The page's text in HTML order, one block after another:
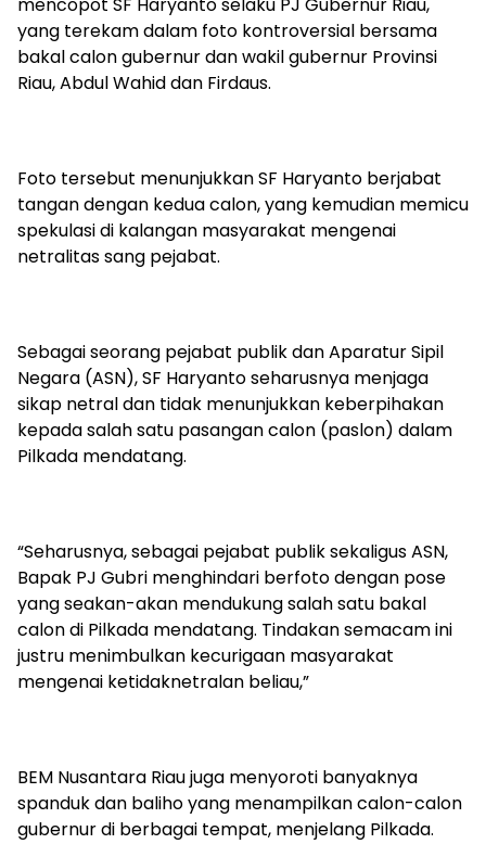
mencopot SF Haryanto selaku PJ Gubernur Riau,
yang terekam dalam foto kontroversial bersama
bakal calon gubernur dan wakil gubernur Provinsi
Riau, Abdul Wahid dan Firdaus.
Foto tersebut menunjukkan SF Haryanto berjabat
tangan dengan kedua calon, yang kemudian memicu
spekulasi di kalangan masyarakat mengenai
netralitas sang pejabat.
Sebagai seorang pejabat publik dan Aparatur Sipil
Negara (ASN), SF Haryanto seharusnya menjaga
sikap netral dan tidak menunjukkan keberpihakan
kepada salah satu pasangan calon (paslon) dalam
Pilkada mendatang.
“Seharusnya, sebagai pejabat publik sekaligus ASN,
Bapak PJ Gubri menghindari berfoto dengan pose
yang seakan-akan mendukung salah satu bakal
calon di Pilkada mendatang. Tindakan semacam ini
justru menimbulkan kecurigaan masyarakat
mengenai ketidaknetralan beliau,”
BEM Nusantara Riau juga menyoroti banyaknya
spanduk dan baliho yang menampilkan calon-calon
gubernur di berbagai tempat, menjelang Pilkada.